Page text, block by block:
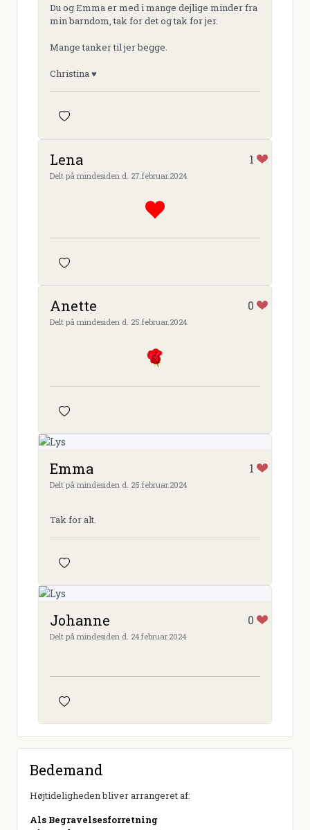
Du og Emma er med i mange dejlige minder fra
min barndom, tak for det og tak for jer.
Mange tanker til jer begge.
Christina ♥️
Lena 1
Delt på mindesiden d. 27.februar.2024
Anette 0
Delt på mindesiden d. 25.februar.2024
Emma 1
Delt på mindesiden d. 25.februar.2024
Tak for alt.
Johanne 0
Delt på mindesiden d. 24.februar.2024
Bedemand
Højtideligheden bliver arrangeret af:
Als Begravelsesforretning